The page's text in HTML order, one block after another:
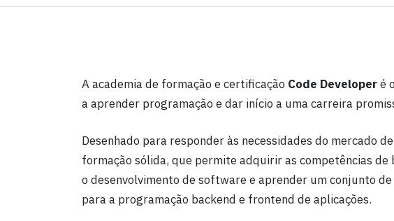
A academia de formação e certificação Code Developeré
a aprender programação e dar início a uma carreira
Desenhado para responder às necessidades do mercado
formação sólida, que permite adquirir as competências de
o desenvolvimento de software e aprender um conjunto
para a programação backend e frontend de aplicações.